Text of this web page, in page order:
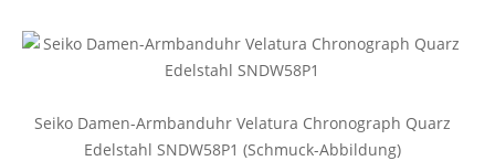
Seiko Damen-Armbanduhr Velatura Chronograph Quarz
Edelstahl SNDW58P1 (Schmuck-Abbildung)